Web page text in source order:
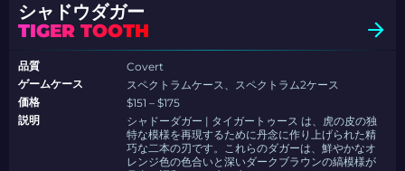
シャドウダガー
TIGER TOOTH
品質
Covert
ゲームケース
スペクトラムケース、スペクトラム2ケース
価格
$151 – $175
説明
シャドーダガー | タイガートゥース は、虎の皮の独
特な模様を再現するために丹念に作り上げられた精
巧な二本の刃です。これらのダガーは、鮮やかなオ
レンジ色の色合いと深いダークブラウンの縞模様が